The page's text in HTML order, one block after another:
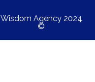
Wisdom Agency 2024
©